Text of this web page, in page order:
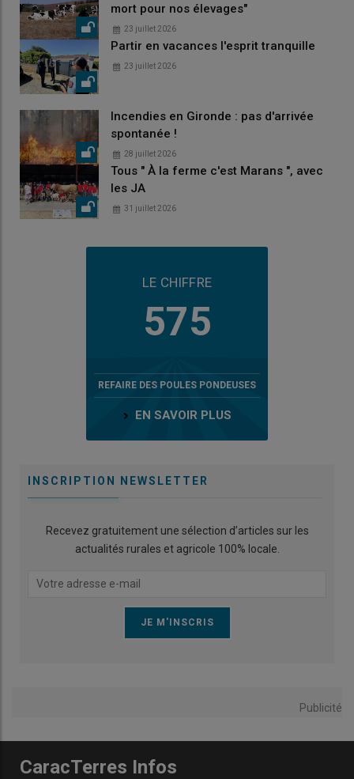
mort pour nos élevages"
23 juillet 2026
Partir en vacances l'esprit tranquille
23 juillet 2026
Incendies en Gironde : pas d'arrivée
spontanée !
28 juillet 2026
Tous " À la ferme c'est Marans ", avec
les JA
31 juillet 2026
LE CHIFFRE
575
REFAIRE DES POULES PONDEUSES
EN SAVOIR PLUS
INSCRIPTION NEWSLETTER
Recevez gratuitement une sélection d’articles sur les
actualités rurales et agricole 100% locale.
Publicité
CaracTerres Infos